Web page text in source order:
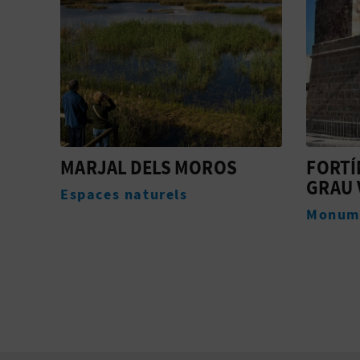
FORTÍN O TORRE DEL
GRAU VELL Plages